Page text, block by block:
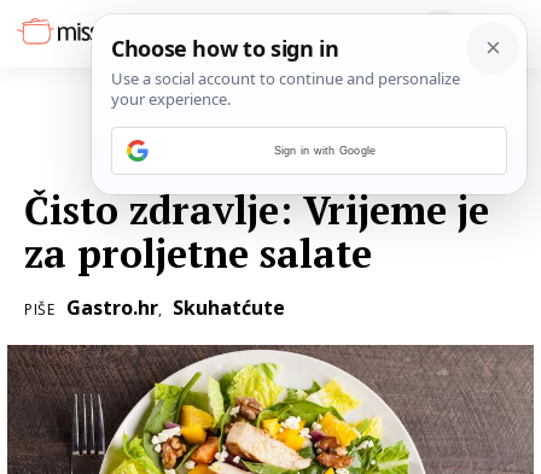
Čisto zdravlje: Vrijeme je
za proljetne salate
PIŠE Gastro.hr, Skuhatćute
Sign in with Google